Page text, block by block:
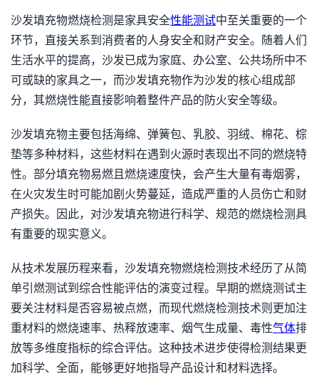
沙发填充物燃烧检测是家具安全性能测试中至关重要的一个
环节，直接关系到消费者的人身安全和财产安全。随着人们
生活水平的提高，沙发已成为家庭、办公室、公共场所中不
可或缺的家具之一，而沙发填充物作为沙发的核心组成部
分，其燃烧性能直接影响着整件产品的防火安全等级。
沙发填充物主要包括海绵、弹簧包、乳胶、羽绒、棉花、棕
垫等多种材料，这些材料在遇到火源时表现出不同的燃烧特
性。部分填充物易燃且燃烧速度快，会产生大量有毒烟雾，
在火灾发生时可能加剧火势蔓延，造成严重的人员伤亡和财
产损失。因此，对沙发填充物进行科学、规范的燃烧检测具
有重要的现实意义。
从技术发展历程来看，沙发填充物燃烧检测技术经历了从简
单引燃测试到综合性能评估的演变过程。早期的燃烧测试主
要关注材料是否容易被点燃，而现代燃烧检测技术则更加注
重材料的燃烧速率、热释放速率、烟气生成量、毒性气体排
放等多维度指标的综合评估。这种技术进步使得检测结果更
加科学、全面，能够更好地指导产品设计和材料选择。